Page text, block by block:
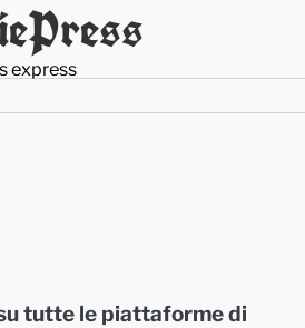
express
tutte le piattaforme di